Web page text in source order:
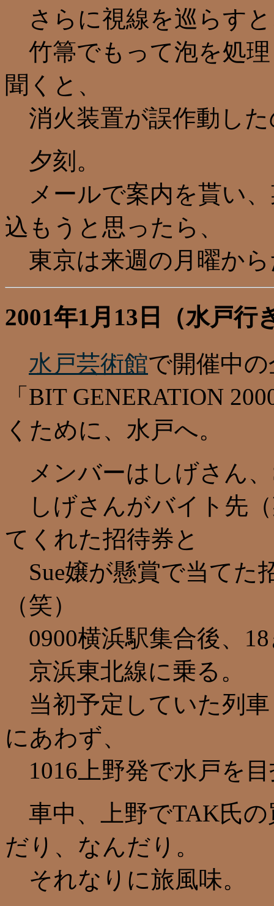
さらに視線を巡らす
竹箒でもって泡を処
聞くと、
消火装置が誤作動し
夕刻。
メールで案内を貰い
込もうと思ったら、
東京は来週の月曜か
2001年1月13日（水戸行
水戸芸術館で開催中
「BIT GENERATION
くために、水戸へ。
メンバーはしげさん、
しげさんがバイト先
てくれた招待券と
Sue嬢が懸賞で当てた
（笑）
0900横浜駅集合後、
京浜東北線に乗る。
当初予定していた列車
にあわず、
1016上野発で水戸を
車中、上野でTAK氏
だり、なんだり。
それなりに旅風味。